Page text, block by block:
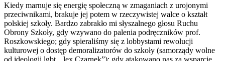
Kiedy marnuje się energię społeczną w zmaganiach z urojonymi
przeciwnikami, brakuje jej potem w rzeczywistej walce o kształt
polskiej szkoły. Bardzo zabrakło mi słyszalnego głosu Ruchu
Obrony Szkoły, gdy wzywano do palenia podręczników prof.
Roszkowskiego; gdy spieraliśmy się z lobbystami rewolucji
kulturowej o dostęp demoralizatorów do szkoły (samorządy wolne
od ideologii lgbt, „lex Czarnek”); gdy atakowano nas za wsparcie